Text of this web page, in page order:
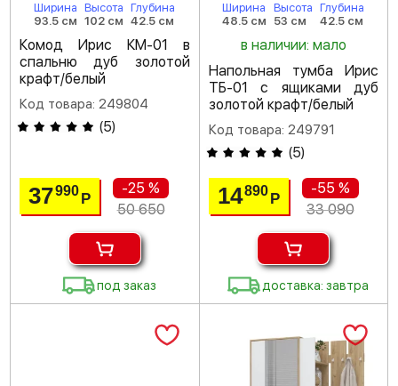
Ширина
93.5 см
Высота
102 см
Глубина
42.5 см
Комод Ирис КМ-01 в
спальню дуб золотой
крафт/белый
Код товара: 249804
(5)
37990 Р
-25 %
50 650
под заказ
Ширина
48.5 см
Высота
53 см
Глубина
42.5 см
в наличии: мало
Напольная тумба Ирис
ТБ-01 с ящиками дуб
золотой крафт/белый
Код товара: 249791
(5)
14890 Р
-55 %
33 090
доставка: завтра